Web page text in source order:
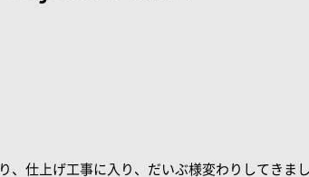
、仕上げ工事に入り、だいぶ様変わりしてきま